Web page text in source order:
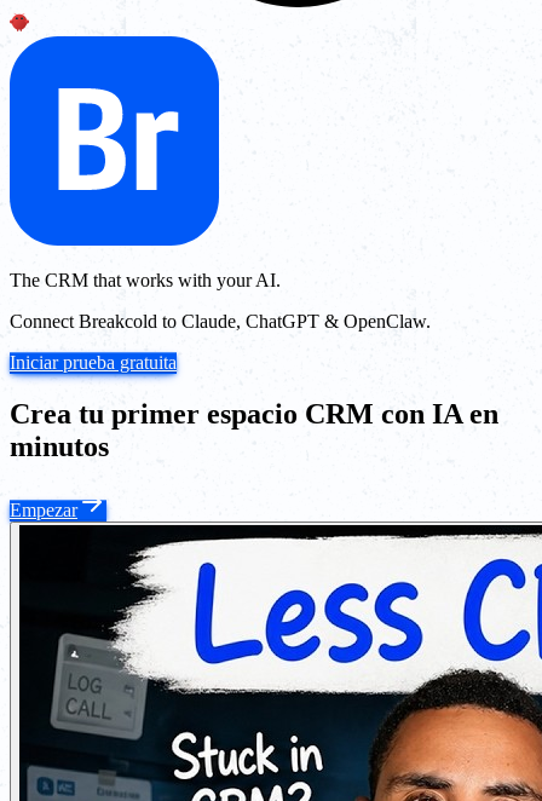
The CRM that works with your AI.
Connect Breakcold to Claude, ChatGPT & OpenClaw.
Iniciar prueba gratuita
Crea tu primer espacio CRM con IA en
minutos
Empezar